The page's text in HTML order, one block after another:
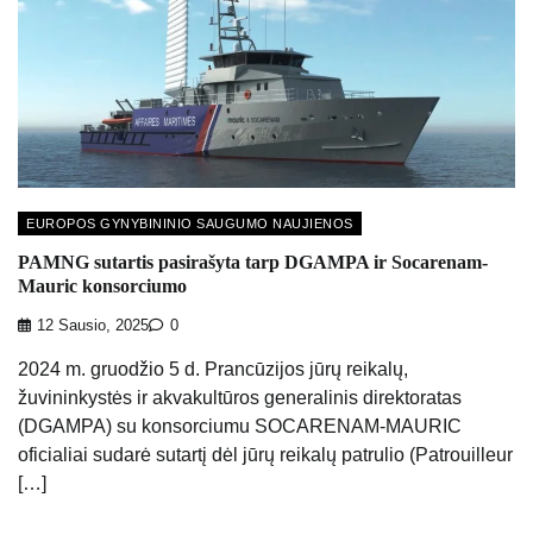
EUROPOS GYNYBININIO SAUGUMO NAUJIENOS
PAMNG sutartis pasirašyta tarp DGAMPA ir Socarenam-
Mauric konsorciumo
12 Sausio, 2025 0
2024 m. gruodžio 5 d. Prancūzijos jūrų reikalų,
žuvininkystės ir akvakultūros generalinis direktoratas
(DGAMPA) su konsorciumu SOCARENAM-MAURIC
oficialiai sudarė sutartį dėl jūrų reikalų patrulio (Patrouilleur
[…]